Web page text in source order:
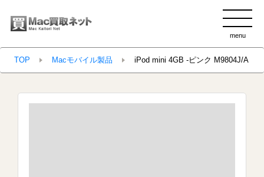
menu
TOP Macモバイル製品 iPod mini 4GB -ピンク M9804J/A